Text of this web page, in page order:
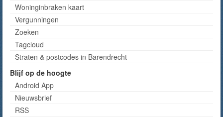
Woninginbraken kaart
Vergunningen
Zoeken
Tagcloud
Straten & postcodes in Barendrecht
Blijf op de hoogte
Android App
Nieuwsbrief
RSS